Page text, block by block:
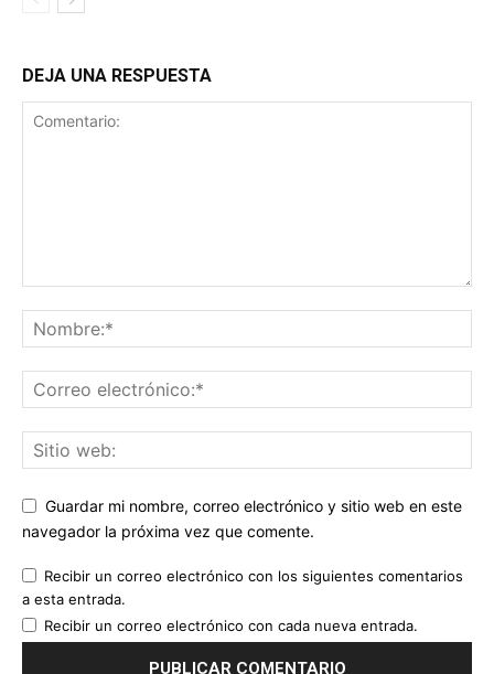
DEJA UNA RESPUESTA
Guardar mi nombre, correo electrónico y sitio web en este
navegador la próxima vez que comente.
Recibir un correo electrónico con los siguientes comentarios
a esta entrada.
Recibir un correo electrónico con cada nueva entrada.